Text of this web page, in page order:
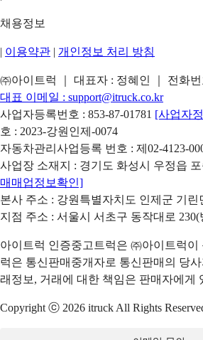
채용정보
| 이용약관 | 개인정보 처리 방침
㈜아이트럭 ｜ 대표자 : 정혜인 ｜ 전화번
대표 이메일 : support@itruck.co.kr
사업자등록번호 : 853-87-01781 [사업자
호 : 2023-강원인제-0074
자동차관리사업등록 번호 : 제02-4123-
사업장 소재지 : 경기도 화성시 우정읍
매매업정보확인]
본사 주소 : 강원특별자치도 인제군 기린
지점 주소 : 서울시 서초구 동작대로
아이트럭 인증중고트럭은 ㈜아이트럭이
럭은 통신판매중개자로 통신판매의 당
래정보, 거래에 대한 책임은 판매자에게
Copyright ⓒ 2026 itruck All Rights